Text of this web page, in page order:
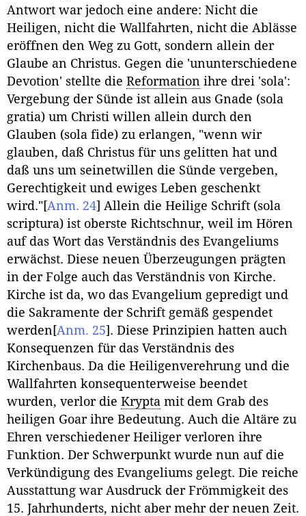
Antwort war jedoch eine andere: Nicht die
Heiligen, nicht die Wallfahrten, nicht die Ablässe
eröffnen den Weg zu Gott, sondern allein der
Glaube an Christus. Gegen die 'ununterschiedene
Devotion' stellte die Reformation ihre drei 'sola':
Vergebung der Sünde ist allein aus Gnade (sola
gratia) um Christi willen allein durch den
Glauben (sola fide) zu erlangen, "wenn wir
glauben, daß Christus für uns gelitten hat und
daß uns um seinetwillen die Sünde vergeben,
Gerechtigkeit und ewiges Leben geschenkt
wird."[Anm. 24] Allein die Heilige Schrift (sola
scriptura) ist oberste Richtschnur, weil im Hören
auf das Wort das Verständnis des Evangeliums
erwächst. Diese neuen Überzeugungen prägten
in der Folge auch das Verständnis von Kirche.
Kirche ist da, wo das Evangelium gepredigt und
die Sakramente der Schrift gemäß gespendet
werden [Anm. 25] . Diese Prinzipien hatten auch
Konsequenzen für das Verständnis des
Kirchenbaus. Da die Heiligenverehrung und die
Wallfahrten konsequenterweise beendet
wurden, verlor die Krypta mit dem Grab des
heiligen Goar ihre Bedeutung. Auch die Altäre zu
Ehren verschiedener Heiliger verloren ihre
Funktion. Der Schwerpunkt wurde nun auf die
Verkündigung des Evangeliums gelegt. Die reiche
Ausstattung war Ausdruck der Frömmigkeit des
15. Jahrhunderts, nicht aber mehr der neuen Zeit.